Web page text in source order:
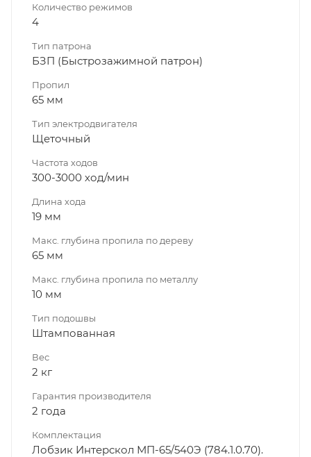
Количество режимов
4
Тип патрона
БЗП (Быстрозажимной патрон)
Пропил
65 мм
Тип электродвигателя
Щеточный
Частота ходов
300-3000 ход/мин
Длина хода
19 мм
Макс. глубина пропила по дереву
65 мм
Макс. глубина пропила по металлу
10 мм
Тип подошвы
Штампованная
Вес
2 кг
Гарантия производителя
2 года
Комплектация
Лобзик Интерскол МП-65/540Э (784.1.0.70).